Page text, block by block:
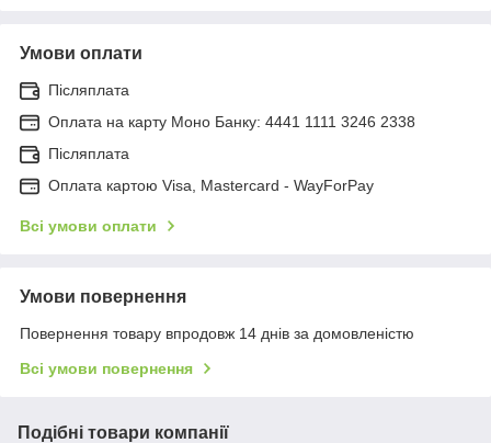
Умови оплати
Післяплата
Оплата на карту Моно Банку: 4441 1111 3246 2338
Післяплата
Оплата картою Visa, Mastercard - WayForPay
Всі умови оплати
Умови повернення
Повернення товару впродовж 14 днів за домовленістю
Всі умови повернення
Подібні товари компанії